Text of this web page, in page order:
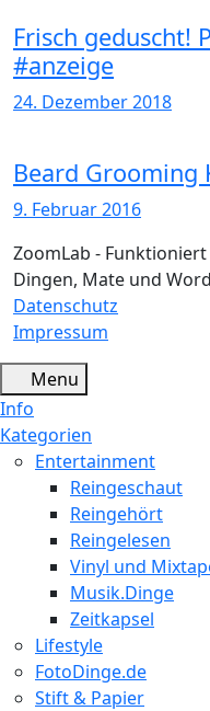
Frisch geduscht!
#anzeige
24. Dezember 2018
Beard Grooming
9. Februar 2016
ZoomLab -
Dingen, Mate und
Datenschutz
Impressum
Menu
Info
Kategorien
Entertainment
Reingeschaut
Reingehört
Reingelesen
Vinyl und
Musik.Dinge
Zeitkapsel
Lifestyle
FotoDinge.de
Stift & Papier